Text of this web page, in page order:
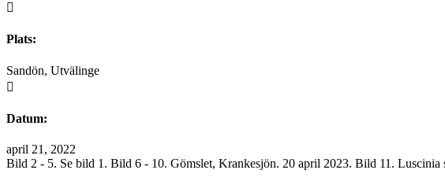

Plats:
Sandön, Utvälinge

Datum:
april 21, 2022
Bild 2 - 5. Se bild 1. Bild 6 - 10. Gömslet, Krankesjön. 20 april 2023. Bild 11.